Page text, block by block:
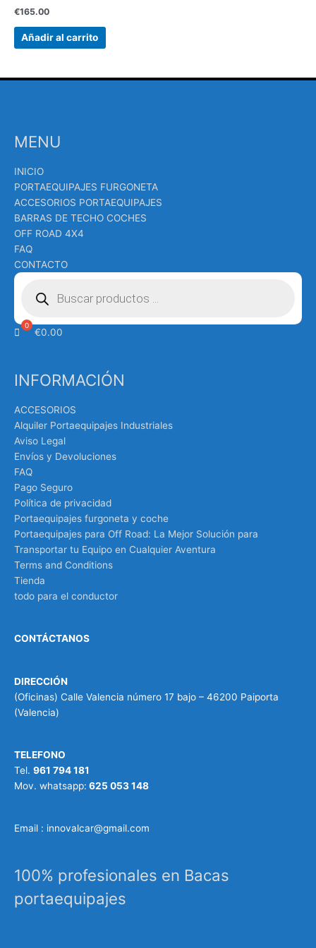
€165.00
Añadir al carrito
MENU
INICIO
PORTAEQUIPAJES FURGONETA
ACCESORIOS PORTAEQUIPAJES
BARRAS DE TECHO COCHES
OFF ROAD 4X4
FAQ
CONTACTO
Búsqueda
productos
€0.00
INFORMACIÓN
ACCESORIOS
Alquiler Portaequipajes Industriales
Aviso Legal
Envíos y Devoluciones
FAQ
Pago Seguro
Política de privacidad
Portaequipajes furgoneta y coche
Portaequipajes para Off Road: La Mejor Solución para
Transportar tu Equipo en Cualquier Aventura
Terms and Conditions
Tienda
todo para el conductor
CONTÁCTANOS
DIRECCIÓN
(Oficinas) Calle Valencia número 17 bajo – 46200 Paiporta
(Valencia)
TELEFONO
Tel. 961 794 181
Mov. whatsapp: 625 053 148
Email : innovalcar@gmail.com
100% profesionales en Bacas
portaequipajes